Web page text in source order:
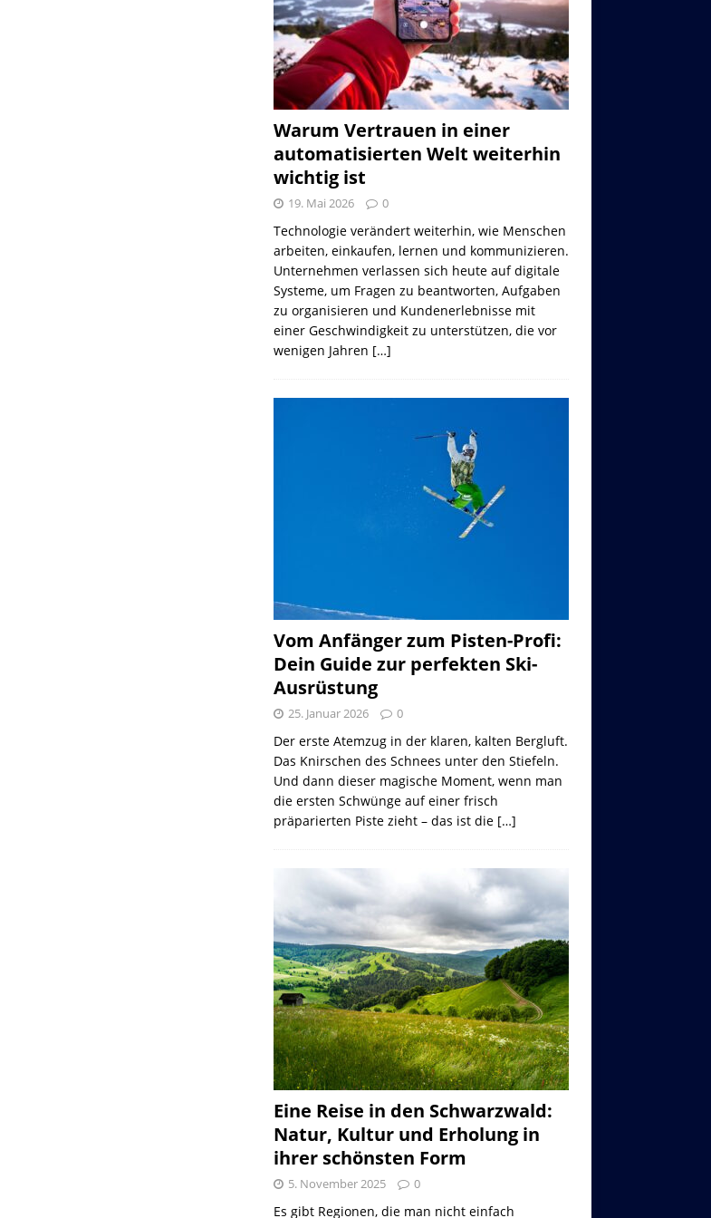
Warum Vertrauen in einer
automatisierten Welt weiterhin
wichtig ist
19. Mai 2026 0
Technologie verändert weiterhin, wie Menschen
arbeiten, einkaufen, lernen und kommunizieren.
Unternehmen verlassen sich heute auf digitale
Systeme, um Fragen zu beantworten, Aufgaben
zu organisieren und Kundenerlebnisse mit
einer Geschwindigkeit zu unterstützen, die vor
wenigen Jahren […]
Vom Anfänger zum Pisten-Profi:
Dein Guide zur perfekten Ski-
Ausrüstung
25. Januar 2026 0
Der erste Atemzug in der klaren, kalten Bergluft.
Das Knirschen des Schnees unter den Stiefeln.
Und dann dieser magische Moment, wenn man
die ersten Schwünge auf einer frisch
präparierten Piste zieht – das ist die […]
Eine Reise in den Schwarzwald:
Natur, Kultur und Erholung in
ihrer schönsten Form
5. November 2025 0
Es gibt Regionen, die man nicht einfach